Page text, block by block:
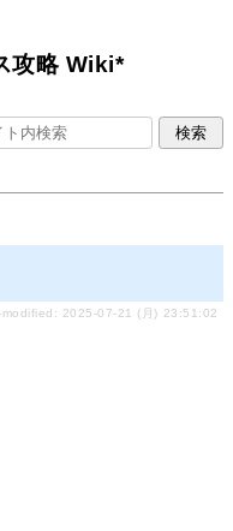
攻略 Wiki*
modified: 2025-07-21 (月) 23:51:02